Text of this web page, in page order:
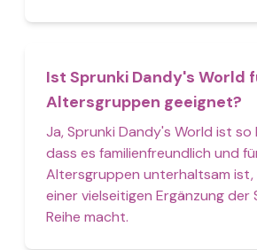
Ist Sprunki Dandy's World
Altersgruppen geeignet?
Ja, Sprunki Dandy's World ist
dass es familienfreundlich und
Altersgruppen unterhaltsam ist,
einer vielseitigen Ergänzung der
Reihe macht.